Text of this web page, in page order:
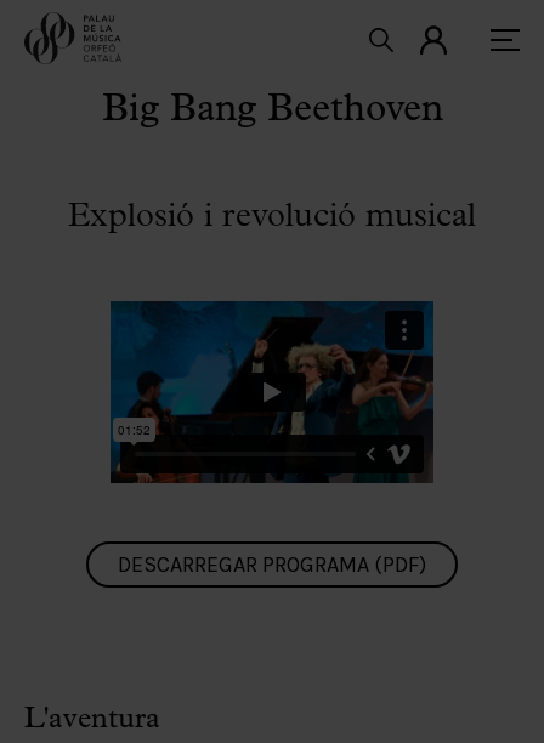
Big Bang Beethoven
Explosió i revolució musical
DESCARREGAR PROGRAMA (PDF)
L'aventura